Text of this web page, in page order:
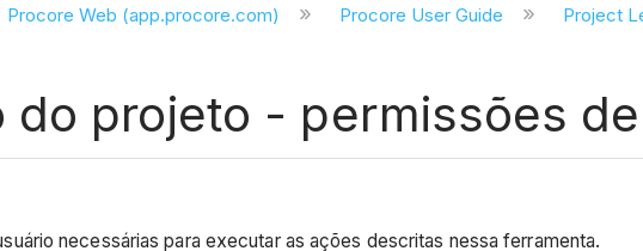
global
Procore Web (app.procore.com) Procore User Guide Project
do projeto - permissões
necessárias para executar as ações descritas nessa ferramenta.